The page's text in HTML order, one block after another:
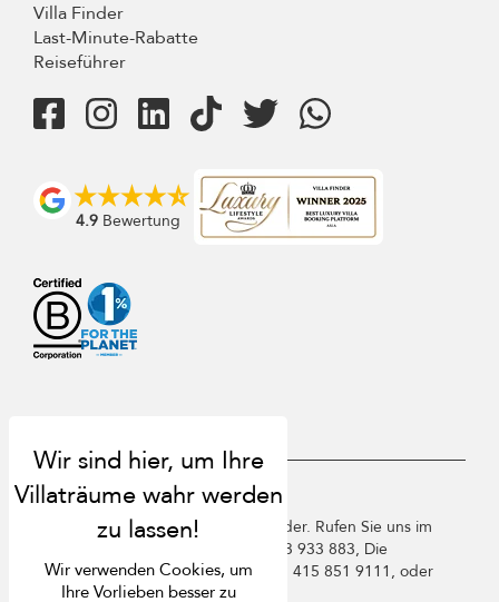
Villa Finder
Last-Minute-Rabatte
Reiseführer
4.9 Bewertung
USD $ de Deutsch
Copyright ©️ 2026 St. Barts Villa Finder. Rufen Sie uns im
Vereinigten Königreich an +44 2 033 933 883, Die
Vereinigten Staaten von Amerika +1 415 851 9111, oder
Frankreich +33 1 78 90 04 96.
Wir verwenden Cookies, um
Ihre Vorlieben besser zu